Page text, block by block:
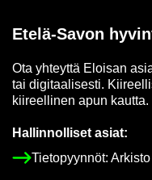
Etelä-​Savon
Ota yh­teyt­tä Eloi­san
tai di­gi­taa­li­ses­ti.
kii­reel­li­nen apun kaut­ta.
Hal­lin­nol­li­set asiat:
Tie­to­pyyn­nöt: